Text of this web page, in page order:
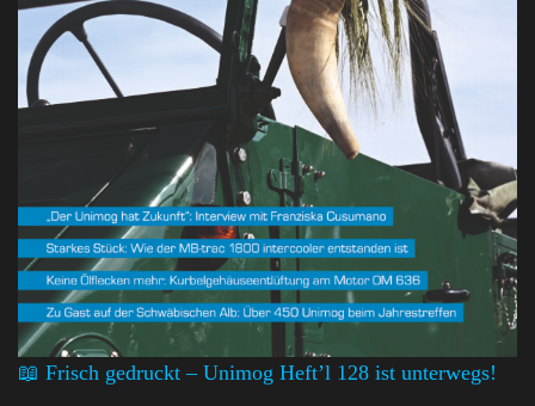
📖 Frisch gedruckt – Unimog Heft’l 128 ist unterwegs!